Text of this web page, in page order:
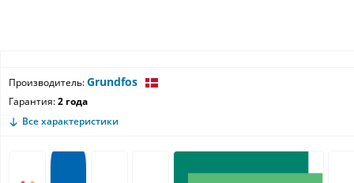
Производитель:Grundfos
Гарантия:2 года
Все характеристики